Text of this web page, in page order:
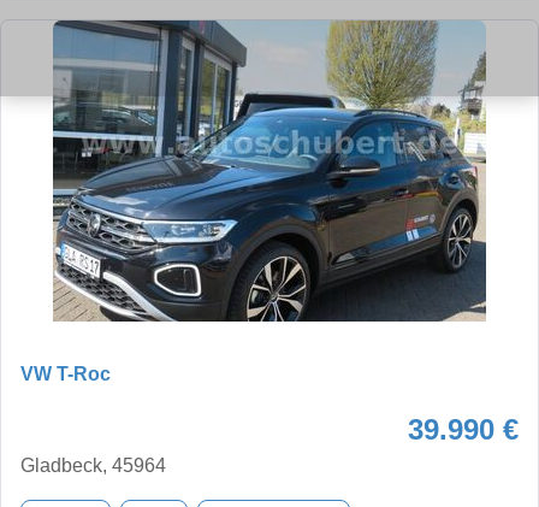
VW T-Roc
39.990 €
Gladbeck, 45964